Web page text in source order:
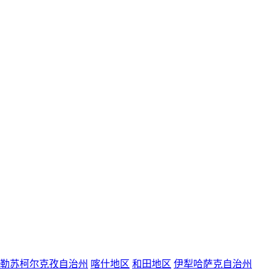
苏柯尔克孜自治州 喀什地区 和田地区 伊犁哈萨克自治州